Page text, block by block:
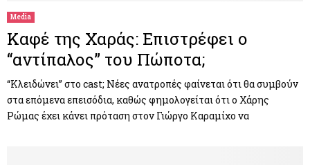
Media
Καφέ της Χαράς: Επιστρέφει ο
“αντίπαλος” του Πώποτα;
“Κλειδώνει” στο cast; Νέες ανατροπές φαίνεται ότι θα συμβούν
στα επόμενα επεισόδια, καθώς φημολογείται ότι ο Χάρης
Ρώμας έχει κάνει πρόταση στον Γιώργο Καραμίχο να